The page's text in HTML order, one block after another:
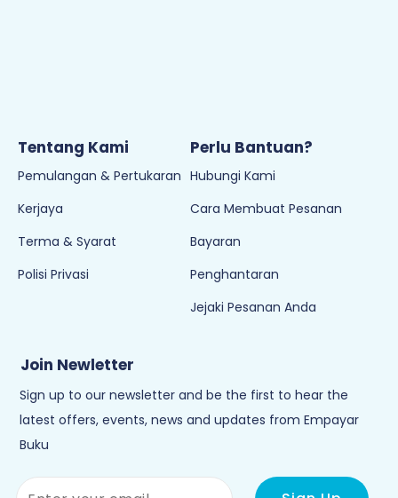
Tentang Kami
Pemulangan & Pertukaran
Kerjaya
Terma & Syarat
Polisi Privasi
Perlu Bantuan?
Hubungi Kami
Cara Membuat Pesanan
Bayaran
Penghantaran
Jejaki Pesanan Anda
Join Newletter
Sign up to our newsletter and be the first to hear the
latest offers, events, news and updates from Empayar
Buku